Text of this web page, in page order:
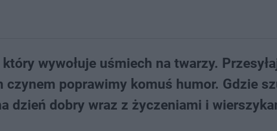
wywołuje uśmiech na twarzy.
poprawimy komuś humor. Gdzie
dzień dobry wraz z życzeniami i